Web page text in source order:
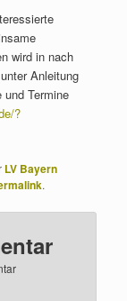
wird in nach
Anleitung
Termine
?
LV Bayern
.